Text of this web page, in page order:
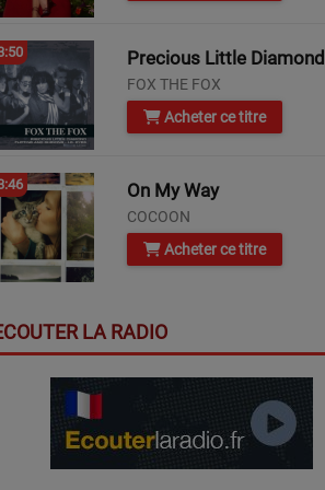
Precious Little Diamond
FOX THE FOX
Acheter ce titre
On My Way
COCOON
Acheter ce titre
LA RADIO